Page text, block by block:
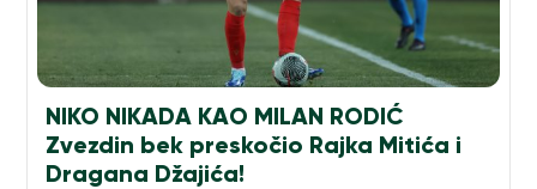
NIKO NIKADA KAO MILAN RODIĆ
Zvezdin bek preskočio Rajka Mitića i
Dragana Džajića!